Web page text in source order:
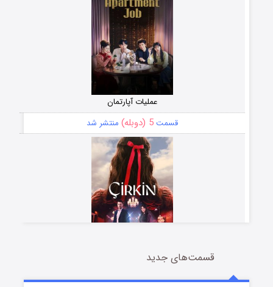
عملیات آپارتمان
قسمت5 (دوبله) منتشر شد
سریال زشت
قسمت2 (زیرنویس) منتشر شد
قسمت‌های جدید